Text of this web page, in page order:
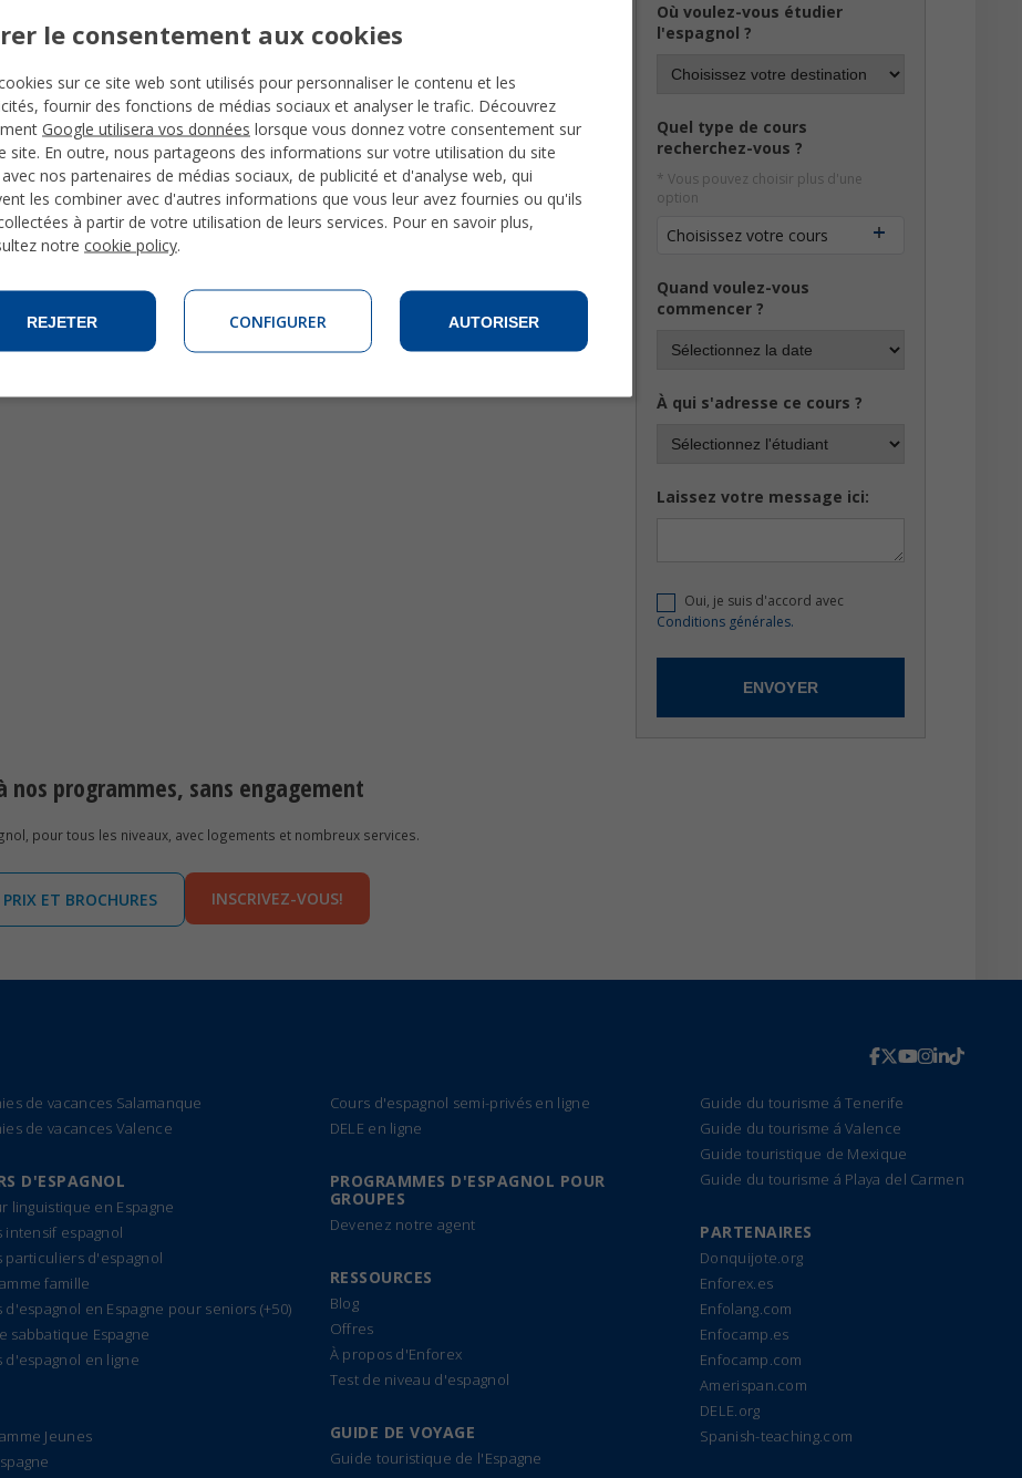
Où voulez-vous étudier
l'espagnol ?
Quel type de cours
recherchez-vous ?
* Vous pouvez choisir plus d'une
option
Choisissez votre cours
Quand voulez-vous
commencer ?
À qui s'adresse ce cours ?
Laissez votre message ici:
Oui, je suis d'accord avec
Conditions générales.
nos programmes, sans engagement
pour tous les niveaux, avec logements et nombreux services.
PRIX ET BROCHURES INSCRIVEZ-VOUS!
de vacances Salamanque
de vacances Valence
D'ESPAGNOL
linguistique en Espagne
intensif espagnol
particuliers d'espagnol
famille
d'espagnol en Espagne pour seniors (+50)
sabbatique Espagne
d'espagnol en ligne
Jeunes
Cours d'espagnol semi-privés en ligne
DELE en ligne
PROGRAMMES D'ESPAGNOL POUR
GROUPES
Devenez notre agent
RESSOURCES
Blog
Offres
À propos d'Enforex
Test de niveau d'espagnol
GUIDE DE VOYAGE
Guide touristique de l'Espagne
Guide du tourisme á Tenerife
Guide du tourisme á Valence
Guide touristique de Mexique
Guide du tourisme á Playa del Carmen
PARTENAIRES
Donquijote.org
Enforex.es
Enfolang.com
Enfocamp.es
Enfocamp.com
Amerispan.com
DELE.org
Spanish-teaching.com
le consentement aux cookies
sur ce site web sont utilisés pour personnaliser le contenu et les
fournir des fonctions de médias sociaux et analyser le trafic. Découvrez
Google utilisera vos données lorsque vous donnez votre consentement sur
site. En outre, nous partageons des informations sur votre utilisation du site
nos partenaires de médias sociaux, de publicité et d'analyse web, qui
les combiner avec d'autres informations que vous leur avez fournies ou qu'ils
à partir de votre utilisation de leurs services. Pour en savoir plus,
notre cookie policy.
REJETER CONFIGURER AUTORISER